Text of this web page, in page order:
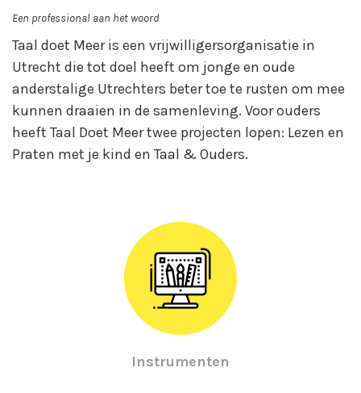
Een professional aan het woord
Taal doet Meer is een vrijwilligersorganisatie in
Utrecht die tot doel heeft om jonge en oude
anderstalige Utrechters beter toe te rusten om mee
kunnen draaien in de samenleving. Voor ouders
heeft Taal Doet Meer twee projecten lopen: Lezen en
Praten met je kind en Taal & Ouders.
Instrumenten